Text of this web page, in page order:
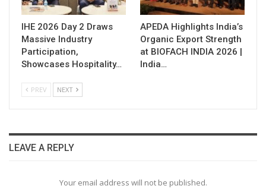
IHE 2026 Day 2 Draws
Massive Industry
Participation,
Showcases Hospitality…
APEDA Highlights India’s
Organic Export Strength
at BIOFACH INDIA 2026 |
India…
PREV NEXT
LEAVE A REPLY
Your email address will not be published.